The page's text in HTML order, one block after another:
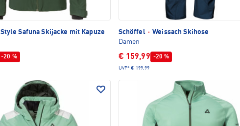
Style Safuna Skijacke mit Kapuze
-20 %
Schöffel · Weissach Skihose
Damen
€ 159,99 -20 %
UVP* € 199,99